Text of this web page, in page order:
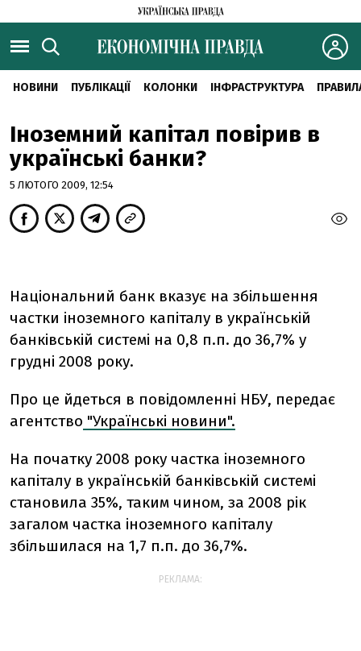
НОВИНИ ПУБЛІКАЦІЇ КОЛОНКИ ІНФРАСТРУКТУРА
Іноземний капітал повірив в
українські банки?
5 ЛЮТОГО 2009, 12:54
Національний банк вказує на збільшення
частки іноземного капіталу в українській
банківській системі на 0,8 п.п. до 36,7% у
грудні 2008 року.
Про це йдеться в повідомленні НБУ, передає
агентство "Українські новини".
На початку 2008 року частка іноземного
капіталу в українській банківській системі
становила 35%, таким чином, за 2008 рік
загалом частка іноземного капіталу
збільшилася на 1,7 п.п. до 36,7%.
РЕКЛАМА: